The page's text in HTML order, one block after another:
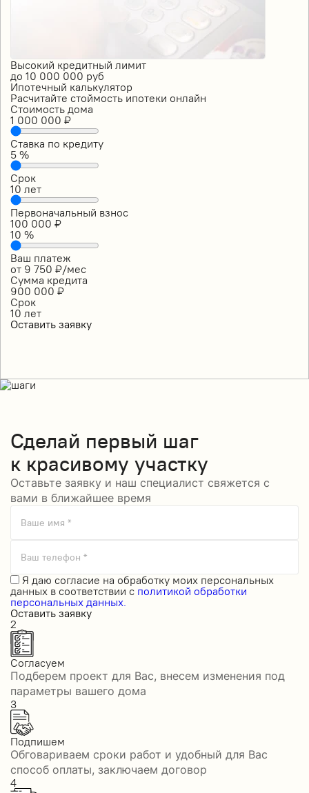
Высокий кредитный лимит
до 10 000 000 руб
Ипотечный калькулятор
Расчитайте стоймость ипотеки онлайн
Стоимость дома
1 000 000 ₽
Ставка по кредиту
5 %
Срок
10 лет
Первоначальный взнос
100 000 ₽
10 %
Ваш платеж
от 9 750 ₽/мес
Сумма кредита
900 000 ₽
Срок
10 лет
Оставить заявку
Сделай первый шаг
к красивому участку
Оставьте заявку и наш специалист свяжется с
вами в ближайшее время
Ваше имя *
Ваш телефон *
Я даю согласие на обработку моих персональных
данных в соответствии с политикой обработки
персональных данных.
Оставить заявку
2
Согласуем
Подберем проект для Вас, внесем изменения под
параметры вашего дома
3
Подпишем
Обговариваем сроки работ и удобный для Вас
способ оплаты, заключаем договор
4